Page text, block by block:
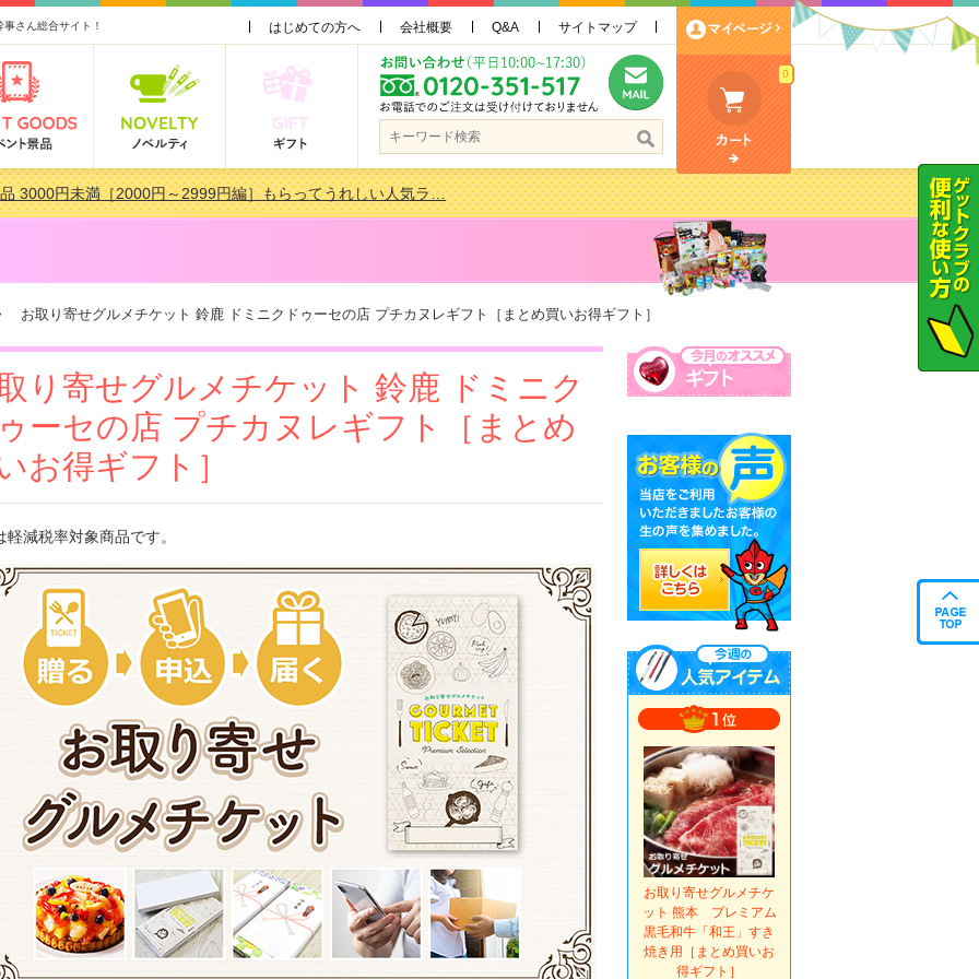
さん総合サイト！ はじめての方へ 会社概要 Q&A サイトマップ
0
3000円未満［2000円～2999円編］もらってうれしい人気ラ…
貰って嬉しい景品とは？ 更新しました！
り寄せグルメチケット 鈴鹿 ドミニクドゥーセの店 プチカヌレギフト［まとめ買いお得ギフト］
り寄せグルメチケット 鈴鹿 ドミニク
ーセの店 プチカヌレギフト［まとめ
お得ギフト］
減税率対象商品です。
お取り寄せグルメチケ
ット 熊本 プレミアム
黒毛和牛「和王」すき
焼き用［まとめ買いお
得ギフト］